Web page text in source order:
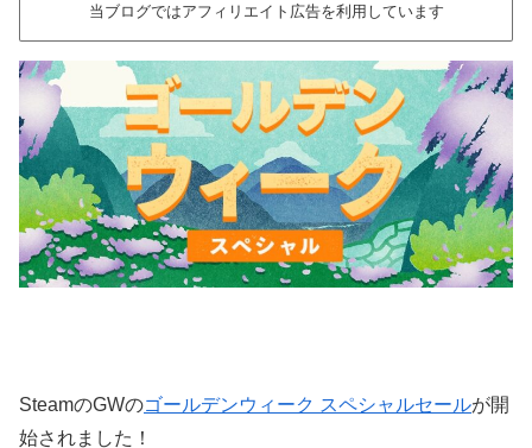
当ブログではアフィリエイト広告を利用しています
SteamのGWのゴールデンウィーク スペシャルセールが開
始されました！